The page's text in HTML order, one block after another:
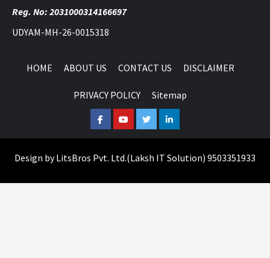
Reg. No: 2031000314166697
UDYAM-MH-26-0015318
HOME ABOUT US CONTACT US DISCLAIMER
PRIVACY POLICY Sitemap
FacebookYoutubeTwitterLinkedin
Design byLitsBros Pvt. Ltd.(Laksh IT Solution) 9503351933